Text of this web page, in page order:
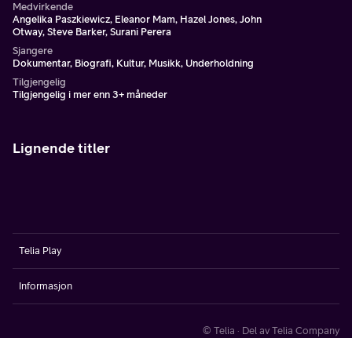
Medvirkende
Angelika Paszkiewicz, Eleanor Mam, Hazel Jones, John
Otway, Steve Barker, Surani Perera
Sjangere
Dokumentar, Biografi, Kultur, Musikk, Underholdning
Tilgjengelig
Tilgjengelig i mer enn 3+ måneder
Lignende titler
Telia Play
Informasjon
© Telia · Del av Telia Company